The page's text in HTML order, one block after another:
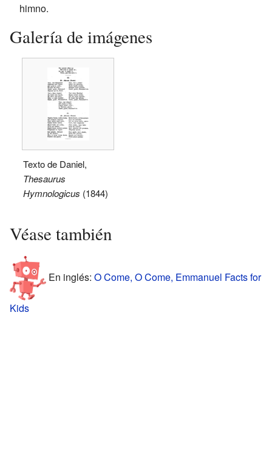
himno.
Galería de imágenes
Texto de Daniel,
Thesaurus
Hymnologicus (1844)
Véase también
En inglés: O Come, O Come, Emmanuel Facts for
Kids